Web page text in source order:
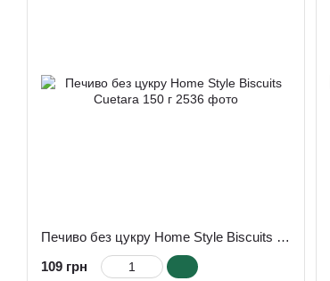
Печиво без цукру Home Style Biscuits Cuetara 150 г
109 грн